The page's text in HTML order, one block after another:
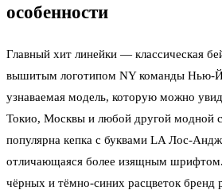
особенности
Главный хит линейки — классическая
вышитым логотипом NY команды Нью-
узнаваемая модель, которую можно
Токио, Москвы и любой другой модной
популярна кепка с буквами LA Лос-
отличающаяся более изящным
чёрных и тёмно-синих расцветок бренд